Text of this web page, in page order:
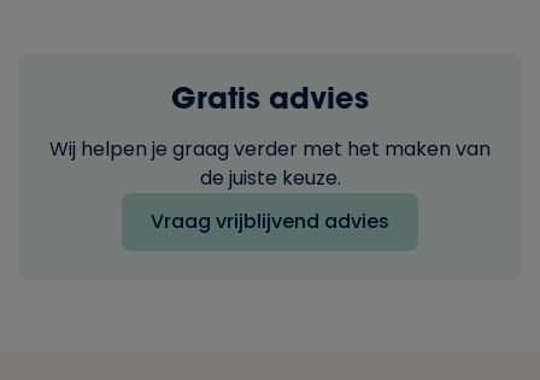
Gratis advies
Wij helpen je graag verder met het maken van
de juiste keuze.
Vraag vrijblijvend advies